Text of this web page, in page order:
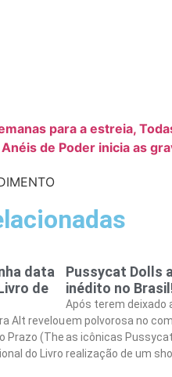
para a estreia,
de Poder inicia as
data
de
Alt revelou
Prazo (The
do Livro
Pussycat Dolls
inédito no
Após terem deixado
em polvorosa no
as icônicas
realização de um